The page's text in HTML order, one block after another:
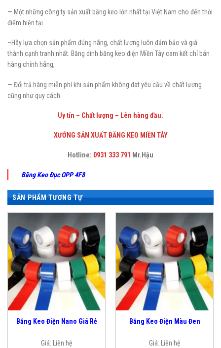
— Một những công ty sản xuất băng keo lớn nhất tại Việt Nam cho đến thời
điểm hiện tại
–Hãy lựa chọn sản phẩm đúng hãng, chất lượng luôn đảm bảo và giá
thành cạnh tranh nhất. Băng dính băng keo điện Miền Tây cam kết chỉ bán
hàng chính hãng,
— Đổi trả hàng miễn phí khi sản phẩm không đat yêu cầu về chất lượng
cũng như quy cách.
Uy tín – Chất lượng – Lên hàng đầu.
XƯỚNG SẢN XUẤT BĂNG KEO MIỀN TÂY
Hotline: 0931 333 791 Mr.Hậu
Băng Keo Đục OPP 4F8
SẢN PHẨM TƯƠNG TỰ
Băng Keo Điện Nano Giá Rẻ
Giá: Liên hệ
Băng Keo Điện Màu Đen
Giá: Liên hệ